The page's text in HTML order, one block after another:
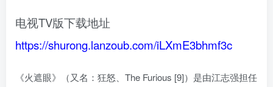
电视TV版下载地址
https://shurong.lanzoub.com/iLXmE3bhmf3c
《火遮眼》（又名：狂怒、The Furious [9]）是由江志强担任